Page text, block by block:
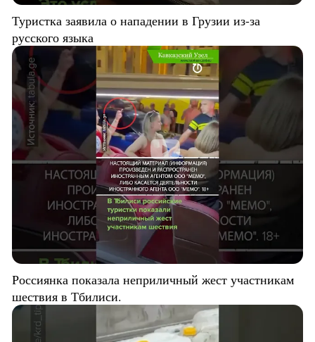
Туристка заявила о нападении в Грузии из-за
русского языка
Россиянка показала неприличный жест участникам
шествия в Тбилиси.